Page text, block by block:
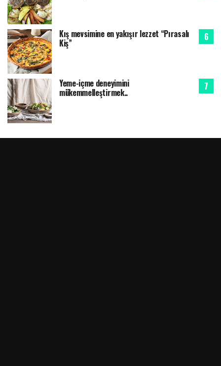
Kış mevsimine en yakışır lezzet “Pırasalı
Kiş”
Yeme-içme deneyimini
mükemmelleştirmek..